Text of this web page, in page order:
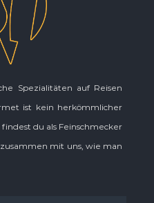
Spezialitäten auf Reisen
ist kein herkömmlicher
du als Feinschmecker
mit uns, wie man